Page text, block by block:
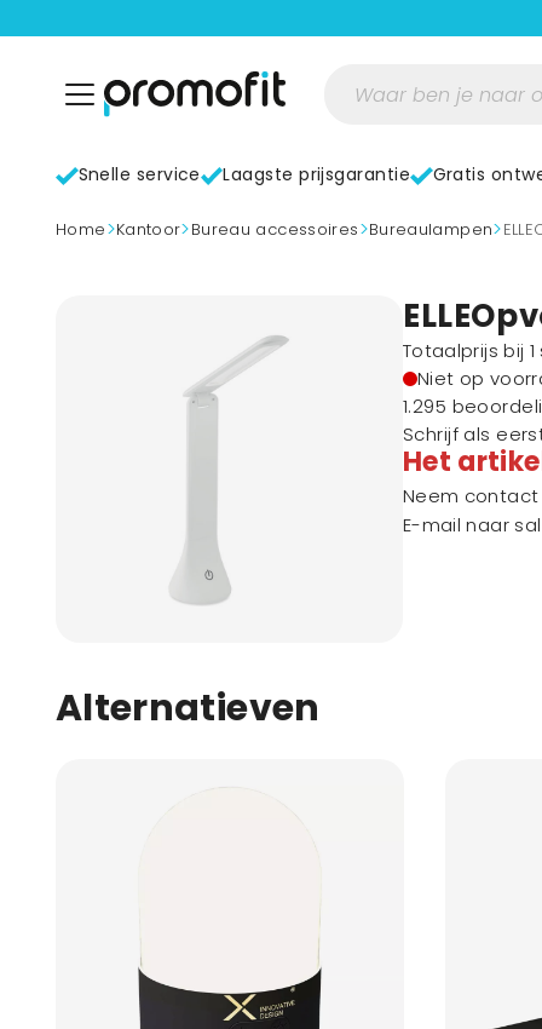
Snelle service Laagste prijsgarantie Gratis
home> Kantoor> Bureau accessoires> Bureaulampen>
Totaalprijs bij
Niet op
1.295
Schrijf als
Het
Neem
E-mail naar
Alternatieven